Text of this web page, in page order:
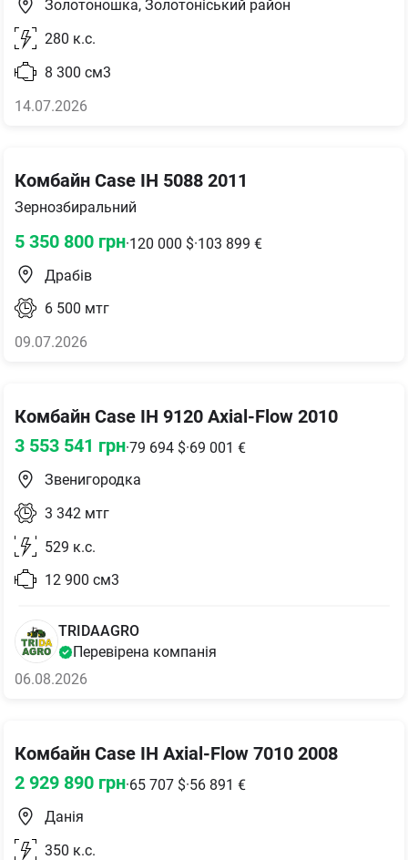
Золотоношка, Золотоніський район
280 к.с.
8 300 см3
14.07.2026
Комбайн Case IH 5088 2011
Зернозбиральний
5 350 800 грн·120 000 $·103 899 €
Драбів
6 500 мтг
09.07.2026
Комбайн Case IH 9120 Axial-Flow 2010
3 553 541 грн·79 694 $·69 001 €
Звенигородка
3 342 мтг
529 к.с.
12 900 см3
TRIDAAGRO
Перевірена компанія
06.08.2026
Комбайн Case IH Axial-Flow 7010 2008
2 929 890 грн·65 707 $·56 891 €
Данія
350 к.с.